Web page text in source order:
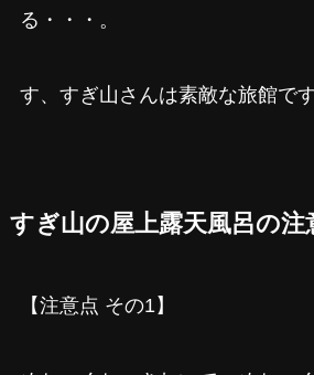
る・・・。
す、すぎ山さんは素敵な旅館です
すぎ山の屋上露天風呂の注
【注意点 その1】